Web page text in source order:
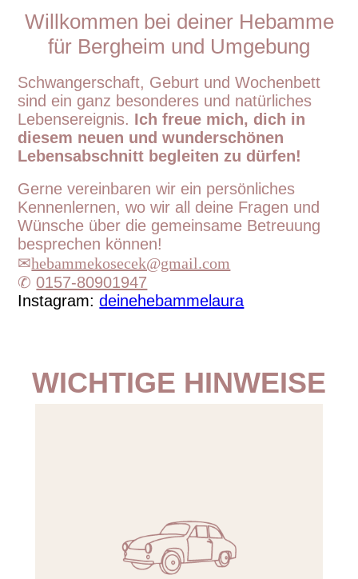
Willkommen bei deiner Hebamme
für Bergheim und Umgebung
Schwangerschaft, Geburt und Wochenbett
sind ein ganz besonderes und natürliches
Lebensereignis. Ich freue mich, dich in
diesem neuen und wunderschönen
Lebensabschnitt begleiten zu dürfen!
Gerne vereinbaren wir ein persönliches
Kennenlernen, wo wir all deine Fragen und
Wünsche über die gemeinsame Betreuung
besprechen können!
✉hebammekosecek@gmail.com
✆0157-80901947
Instagram:deinehebammelaura
WICHTIGE HINWEISE